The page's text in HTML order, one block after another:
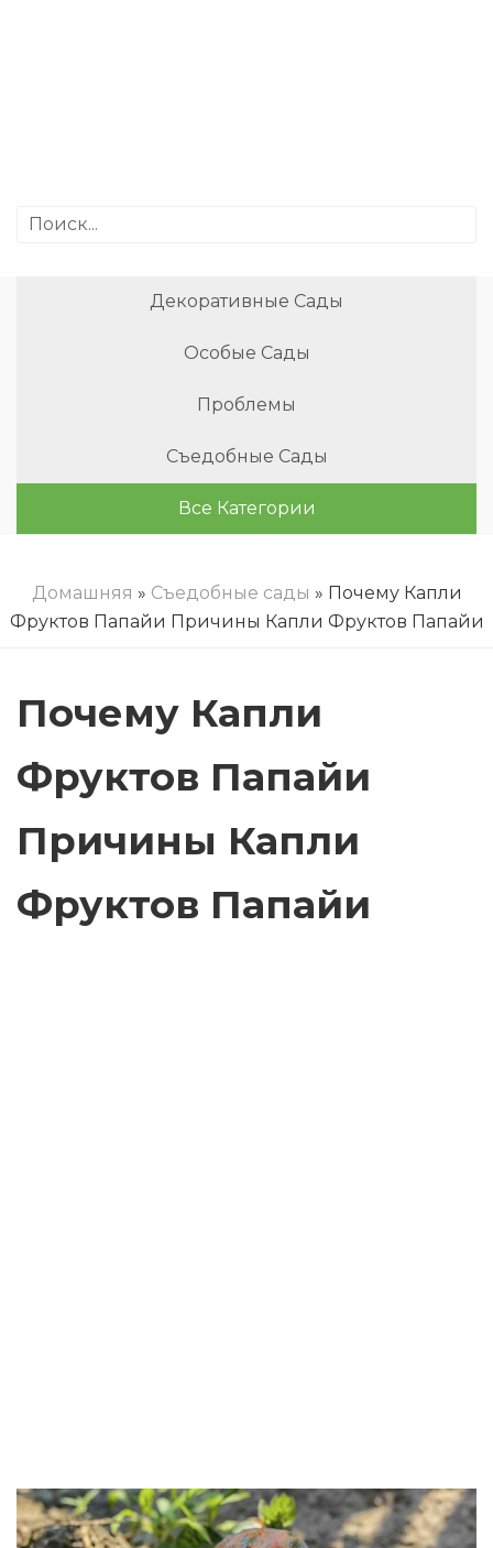
Декоративные Сады
Особые Сады
Проблемы
Съедобные Сады
Все Категории
Домашняя » Съедобные сады » Почему Капли
Фруктов Папайи Причины Капли Фруктов Папайи
Почему Капли
Фруктов Папайи
Причины Капли
Фруктов Папайи